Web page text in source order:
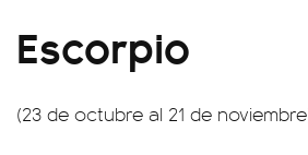
Escorpio
(23 de octubre al 21 de